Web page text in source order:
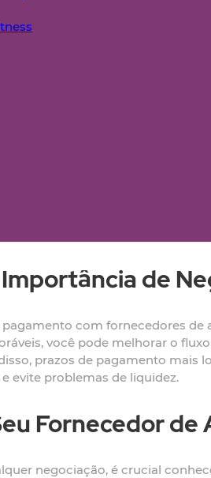
de
com fornecedores
você pode melhorar o
prazos de pagamento
evite problemas de liquidez.
Fornecedor de
negociação, é crucial